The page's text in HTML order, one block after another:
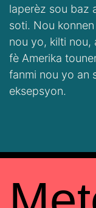
laperèz sou baz
soti. Nou
nou yo, kilti nou,
fè Amerika
fanmi nou yo an
eksepsyon.